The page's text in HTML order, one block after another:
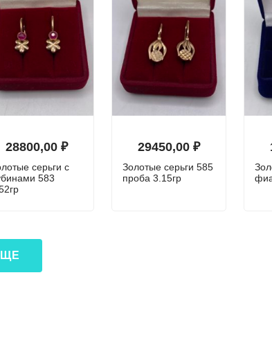
28800,00 ₽
серьги с
583
29450,00 ₽
Золотые серьги 585
проба 3.15гр